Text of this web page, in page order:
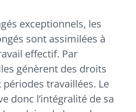
exceptionnels, les
sont assimilées à
effectif. Par
génèrent des droits
travaillées. Le
donc l’intégralité de sa